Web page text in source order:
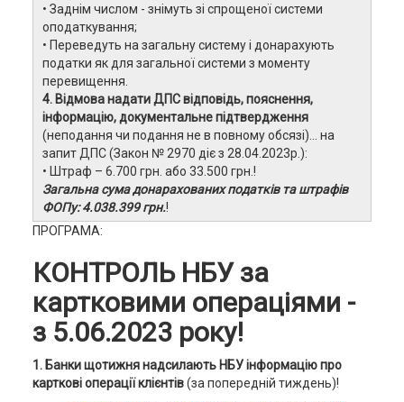
• Заднім числом - знімуть зі спрощеної системи
оподаткування;
• Переведуть на загальну систему і донарахують
податки як для загальної системи з моменту
перевищення.
4. Відмова надати ДПС відповідь, пояснення,
інформацію, документальне підтвердження
(неподання чи подання не в повному обсязі)… на
запит ДПС (Закон № 2970 діє з 28.04.2023р.):
• Штраф – 6.700 грн. або 33.500 грн.!
Загальна сума донарахованих податків та штрафів
ФОПу: 4.038.399 грн.!
ПРОГРАМА:
КОНТРОЛЬ НБУ за
картковими операціями -
з 5.06.2023 року!
1. Банки щотижня надсилають НБУ інформацію про
карткові операції клієнтів(за попередній тиждень)!